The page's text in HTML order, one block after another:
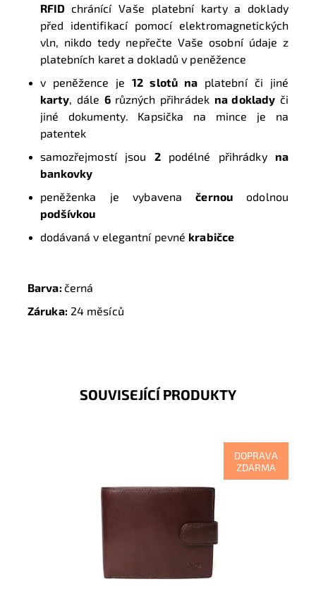
RFID chránící Vaše platební karty a doklady
před identifikací pomocí elektromagnetických
vln, nikdo tedy nepřečte Vaše osobní údaje z
platebních karet a dokladů v peněžence
v peněžence je12 slotů na platební či jiné
karty , dále 6 různých přihrádek na doklady či
jiné dokumenty. Kapsička na mince je na
patentek
samozřejmostí jsou 2podélné přihrádky na
bankovky
peněženka je vybavenačernou odolnou
podšívkou
dodávaná v elegantní pevné krabičce
Barva:černá
Záruka:24 měsíců
SOUVISEJÍCÍ PRODUKTY
DOPRAVA
ZDARMA
Podélná značková tmavěhnědá peněženka, která se
uzavírá na upínku je podpisem luxusu, kvality,
praktičnosti na...
Skladem
9600
2 roky